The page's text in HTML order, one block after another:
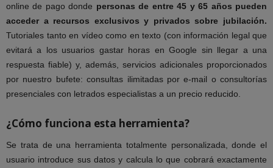
online de pago donde personas de entre 45 y 65 años pueden
acceder a recursos exclusivos y privados sobre jubilación.
Tutoriales tanto en vídeo como en texto (con información legal que
evitará a los usuarios gastar horas en Google sin llegar a una
respuesta fiable) y, además, servicios adicionales proporcionados
por nuestro bufete: consultas ilimitadas por e-mail o consultorías
presenciales con letrados especialistas a un precio reducido.
¿Cómo funciona esta herramienta?
Se trata de una herramienta totalmente personalizada, donde el
usuario introduce sus datos y calcula lo que cobrará exactamente